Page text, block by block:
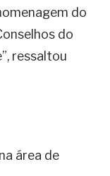
do
do
ressaltou
área de